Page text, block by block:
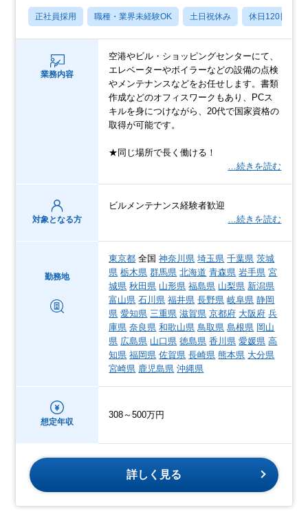
正社員採用 職種・業界未経験OK 土日祝休み 休日120日以上
業務内容
空港やビル・ショッピングセンターにて、
エレベーターやボイラーなどの設備の点検
やメンテナンスなどをお任せします。書類
作成などのオフィスワークもあり、PCス
キルを身につけながら、20代で国家資格の
取得が可能です。
★同じ場所で長く働ける！
…続きを読む
対象となる方
ビルメンテナンス経験者歓迎
…続きを読む
勤務地
東京都 全国神奈川県 埼玉県 千葉県 茨城
県 栃木県 群馬県 北海道 青森県 岩手県 宮
城県 秋田県 山形県 福島県 山梨県 新潟県
富山県 石川県 福井県 長野県 岐阜県 静岡
県 愛知県 三重県 滋賀県 京都府 大阪府 兵
庫県 奈良県 和歌山県 鳥取県 島根県 岡山
県 広島県 山口県 徳島県 香川県 愛媛県 高
知県 福岡県 佐賀県 長崎県 熊本県 大分県
宮崎県 鹿児島県 沖縄県
想定年収
308～500万円
詳しく見る